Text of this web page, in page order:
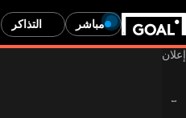
مباشر التذاكر